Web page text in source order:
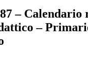
– Calendario
–